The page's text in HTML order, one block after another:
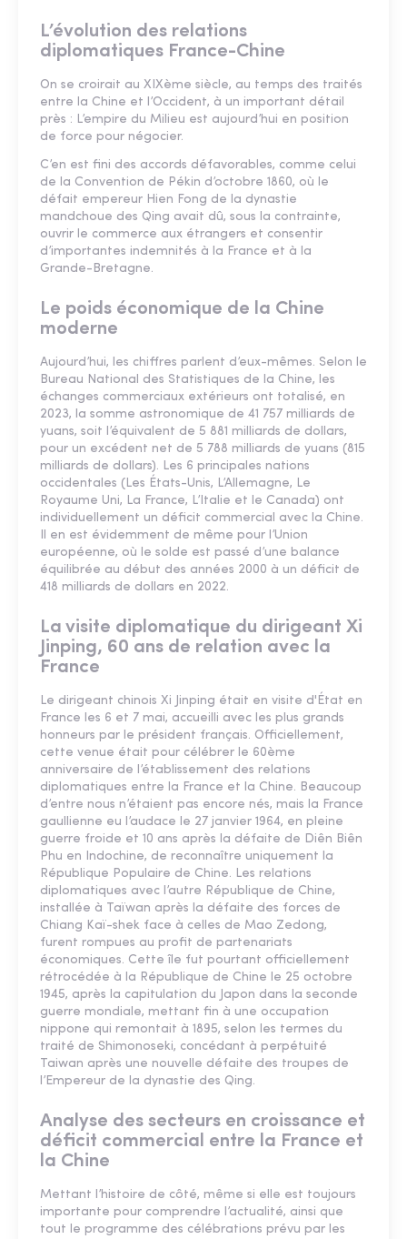
L’évolution des relations
diplomatiques France-Chine
On se croirait au XIXème siècle, au temps des traités
entre la Chine et l’Occident, à un important détail
près : L’empire du Milieu est aujourd’hui en position
de force pour négocier.
C’en est fini des accords défavorables, comme celui
de la Convention de Pékin d’octobre 1860, où le
défait empereur Hien Fong de la dynastie
mandchoue des Qing avait dû, sous la contrainte,
ouvrir le commerce aux étrangers et consentir
d’importantes indemnités à la France et à la
Grande-Bretagne.
Le poids économique de la Chine
moderne
Aujourd’hui, les chiffres parlent d’eux-mêmes. Selon le
Bureau National des Statistiques de la Chine, les
échanges commerciaux extérieurs ont totalisé, en
2023, la somme astronomique de 41 757 milliards de
yuans, soit l’équivalent de 5 881 milliards de dollars,
pour un excédent net de 5 788 milliards de yuans (815
milliards de dollars). Les 6 principales nations
occidentales (Les États-Unis, L’Allemagne, Le
Royaume Uni, La France, L’Italie et le Canada) ont
individuellement un déficit commercial avec la Chine.
Il en est évidemment de même pour l’Union
européenne, où le solde est passé d’une balance
équilibrée au début des années 2000 à un déficit de
418 milliards de dollars en 2022.
La visite diplomatique du dirigeant Xi
Jinping, 60 ans de relation avec la
France
Le dirigeant chinois Xi Jinping était en visite d'État en
France les 6 et 7 mai, accueilli avec les plus grands
honneurs par le président français. Officiellement,
cette venue était pour célébrer le 60ème
anniversaire de l’établissement des relations
diplomatiques entre la France et la Chine. Beaucoup
d’entre nous n’étaient pas encore nés, mais la France
gaullienne eu l’audace le 27 janvier 1964, en pleine
guerre froide et 10 ans après la défaite de Diên Biên
Phu en Indochine, de reconnaître uniquement la
République Populaire de Chine. Les relations
diplomatiques avec l’autre République de Chine,
installée à Taïwan après la défaite des forces de
Chiang Kaï-shek face à celles de Mao Zedong,
furent rompues au profit de partenariats
économiques. Cette île fut pourtant officiellement
rétrocédée à la République de Chine le 25 octobre
1945, après la capitulation du Japon dans la seconde
guerre mondiale, mettant fin à une occupation
nippone qui remontait à 1895, selon les termes du
traité de Shimonoseki, concédant à perpétuité
Taiwan après une nouvelle défaite des troupes de
l’Empereur de la dynastie des Qing.
Analyse des secteurs en croissance et
déficit commercial entre la France et
la Chine
Mettant l’histoire de côté, même si elle est toujours
importante pour comprendre l’actualité, ainsi que
tout le programme des célébrations prévu par les